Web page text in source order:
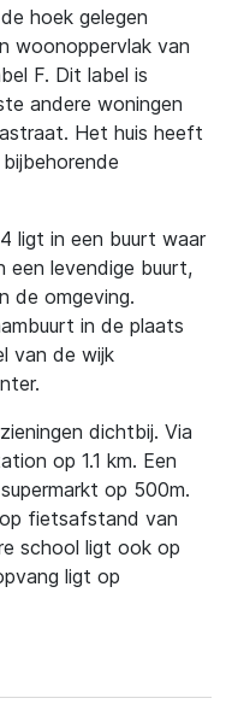
hoek gelegen
woonoppervlak van
F. Dit label is
andere woningen
Het huis heeft
ligt in een buurt waar
een levendige buurt,
de omgeving.
in de plaats
van de wijk
dichtbij. Via
op 1.1 km. Een
op 500m.
fietsafstand van
school ligt ook op
ligt op